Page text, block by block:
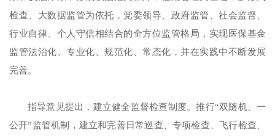
检查、大数据监管为依托，党委领导、政府监管、社会监督、
行业自律、个人守信相结合的全方位监管格局，实现医保基金
监管法治化、专业化、规范化、常态化，并在实践中不断发展
完善。
指导意见提出，建立健全监督检查制度。推行“双随机、一
公开”监管机制，建立和完善日常巡查、专项检查、飞行检查、